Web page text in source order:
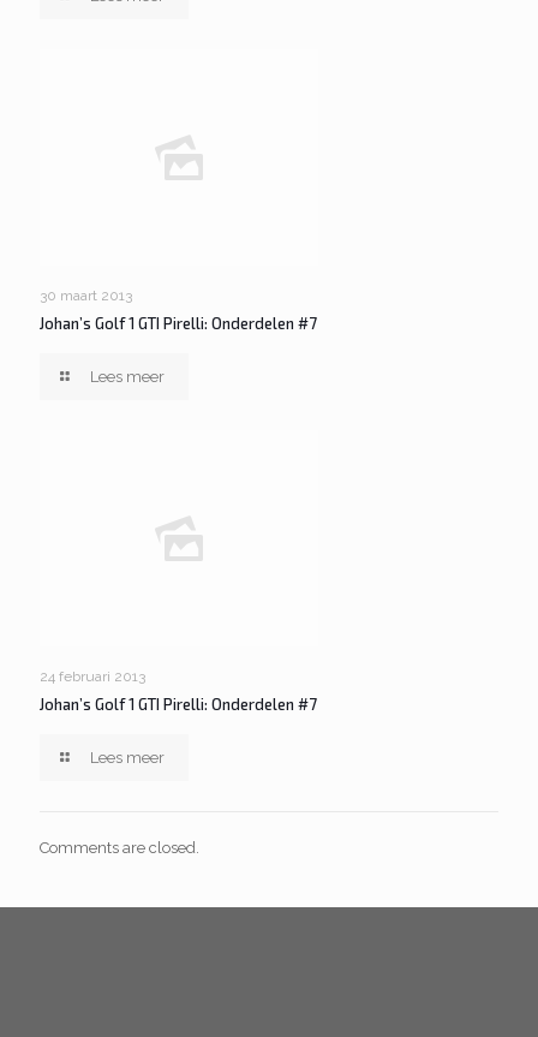
30 maart 2013
Johan’s Golf 1 GTI Pirelli: Onderdelen #7
Lees meer
24 februari 2013
Johan’s Golf 1 GTI Pirelli: Onderdelen #7
Lees meer
Comments are closed.